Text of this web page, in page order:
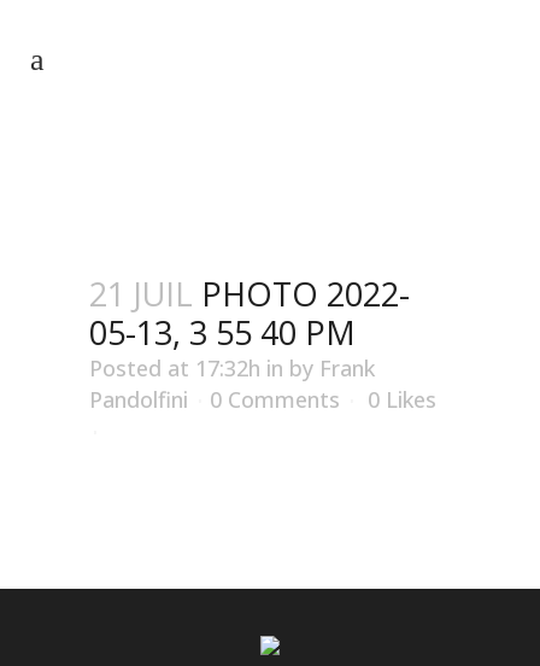
21 JUIL PHOTO 2022-
05-13, 3 55 40 PM
Posted at 17:32h in by Frank
Pandolfini
0 Comments 0 Likes